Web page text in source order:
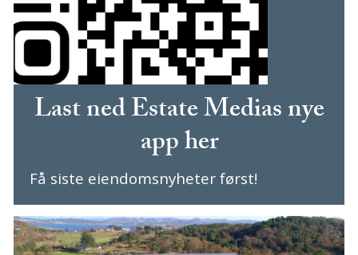
Last ned Estate Medias nye
app her
Få siste eiendomsnyheter først!